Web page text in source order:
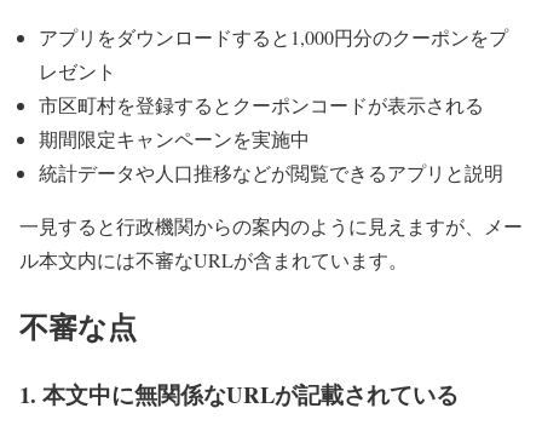
アプリをダウンロードすると1,000円分のクーポンをプ
レゼント
市区町村を登録するとクーポンコードが表示される
期間限定キャンペーンを実施中
統計データや人口推移などが閲覧できるアプリと説明
一見すると行政機関からの案内のように見えますが、メー
ル本文内には不審なURLが含まれています。
不審な点
1. 本文中に無関係なURLが記載されている